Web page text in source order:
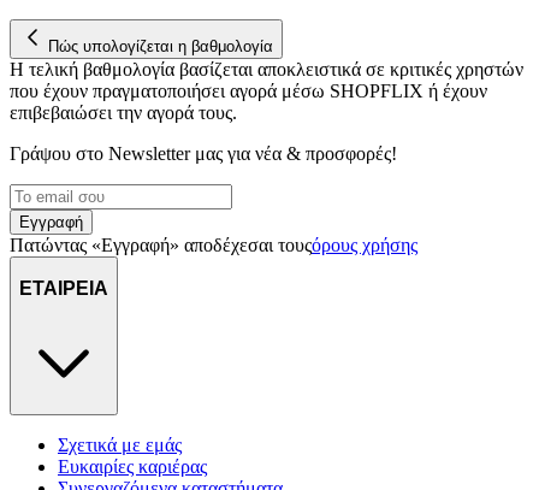
Πώς υπολογίζεται η βαθμολογία
Η τελική βαθμολογία βασίζεται αποκλειστικά σε κριτικές χρηστών
που έχουν πραγματοποιήσει αγορά μέσω SHOPFLIX ή έχουν
επιβεβαιώσει την αγορά τους.
Γράψου στο Νewsletter μας για νέα & προσφορές!
Εγγραφή
Πατώντας «Εγγραφή» αποδέχεσαι τουςόρους χρήσης
ΕΤΑΙΡΕΙΑ
Σχετικά με εμάς
Ευκαιρίες καριέρας